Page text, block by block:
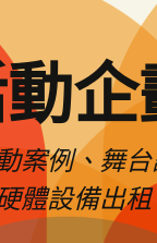
企
案例、舞
體設備出